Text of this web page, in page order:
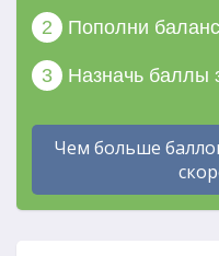
2 Пополни
3 Назначь баллы
Чем больше